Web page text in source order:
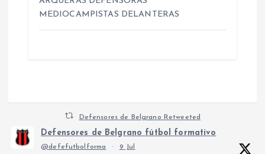
MEDIOCAMPISTAS DELANTERAS
Defensores de Belgrano Retweeted
Defensores de Belgrano fútbol formativo
@defefutbolforma · 9 Jul